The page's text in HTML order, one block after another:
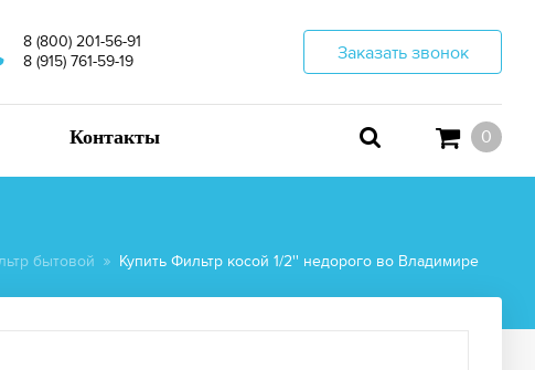
8 (800) 201-56-91
8 (915) 761-59-19
Заказать звонок
Контакты 0
бытовой Купить Фильтр косой 1/2'' недорого во Владимире